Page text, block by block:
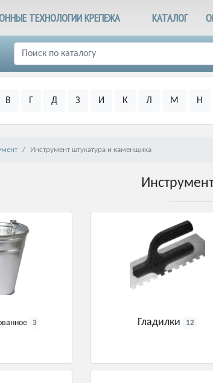
ТЕХНОЛОГИИ КРЕПЕЖА КАТАЛОГ
В Г Д З И К Л М Н
Инструмент штукатура и каменщика
3 Гладилки 12